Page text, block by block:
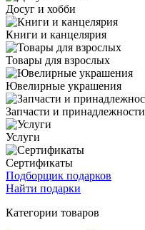
Досуг и хобби
Книги и канцелярия
Товары для взрослых
Ювелирные украшения
Запчасти и принадлежности
Услуги
Сертификаты
Подборщик подарков
Найти подарки
Категории товаров